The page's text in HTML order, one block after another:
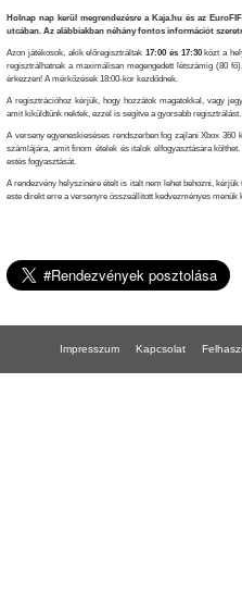
Holnap nap kerül megrendezésre a Kaja.hu és az
utcában. Az alábbiakban néhány fontos információt
Azon játékosok, akik előregisztráltak17:00 és 17:30közt a
regisztrálhatnak a maximálisan megengedett létszámig (80
érkezzen! A mérkőzések 18:00-kor kezdődnek.
A regisztrációhoz kérjük, hogy hozzátok magatokkal, vagy
amit kiküldtünk nektek, ezzel is segítve a gyorsabb regisztrálást.
A verseny egyeneskieséses rendszerben fog zajlani Xbox
számlájára, amit finom ételek és italok elfogyasztására
estés fogyasztását.
A rendezvény helyszínére ételt is italt nem lehet behozni,
este direkt erre a versenyre összeállított kedvezményes menük
Impresszum Kapcsolat